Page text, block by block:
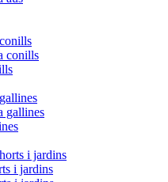
conills
gallines
i jardins
i jardins